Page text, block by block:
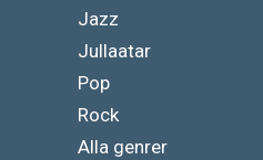
Jazz
Jullaatar
Pop
Rock
Alla genrer